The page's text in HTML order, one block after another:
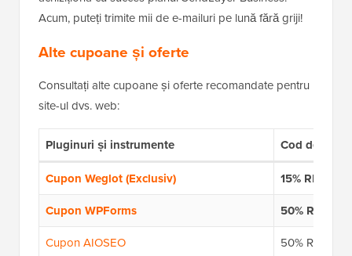
Acum, puteți trimite mii de e-mailuri pe lună fără griji!
Alte cupoane și oferte
Consultați alte cupoane și oferte recomandate pentru
site-ul dvs. web:
Pluginuri și instrumente
Cod de
Cupon Weglot (Exclusiv)
15%
Cupon WPForms
50%
Cupon AIOSEO
50%